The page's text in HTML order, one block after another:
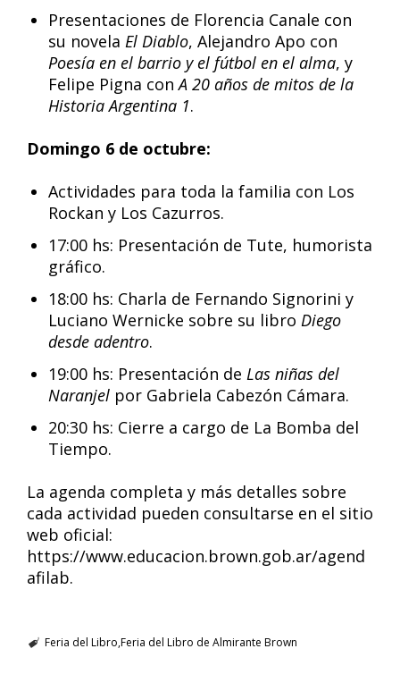
Presentaciones de Florencia Canale con
su novela El Diablo, Alejandro Apo con
Poesía en el barrio y el fútbol en el alma, y
Felipe Pigna conA 20 años de mitos de la
Historia Argentina 1.
Domingo 6 de octubre:
Actividades para toda la familia con Los
Rockan y Los Cazurros.
17:00 hs: Presentación de Tute, humorista
gráfico.
18:00 hs: Charla de Fernando Signorini y
Luciano Wernicke sobre su libro Diego
desde adentro.
19:00 hs: Presentación de Las niñas del
Naranjel por Gabriela Cabezón Cámara.
20:30 hs: Cierre a cargo de La Bomba del
Tiempo.
La agenda completa y más detalles sobre
cada actividad pueden consultarse en el sitio
web oficial:
https://www.educacion.brown.gob.ar/agend
afilab.
Feria del Libro Feria del Libro de Almirante Brown